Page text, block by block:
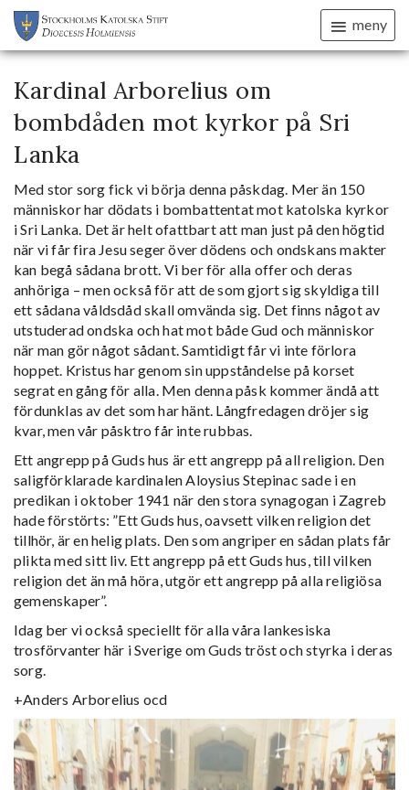
meny
Kardinal Arborelius om
bombdåden mot kyrkor på Sri
Lanka
Med stor sorg fick vi börja denna påskdag. Mer än 150
människor har dödats i bombattentat mot katolska kyrkor
i Sri Lanka. Det är helt ofattbart att man just på den högtid
när vi får fira Jesu seger över dödens och ondskans makter
kan begå sådana brott. Vi ber för alla offer och deras
anhöriga – men också för att de som gjort sig skyldiga till
ett sådana våldsdåd skall omvända sig. Det finns något av
utstuderad ondska och hat mot både Gud och människor
när man gör något sådant. Samtidigt får vi inte förlora
hoppet. Kristus har genom sin uppståndelse på korset
segrat en gång för alla. Men denna påsk kommer ändå att
fördunklas av det som har hänt. Långfredagen dröjer sig
kvar, men vår påsktro får inte rubbas.
Ett angrepp på Guds hus är ett angrepp på all religion. Den
saligförklarade kardinalen Aloysius Stepinac sade i en
predikan i oktober 1941 när den stora synagogan i Zagreb
hade förstörts: ”Ett Guds hus, oavsett vilken religion det
tillhör, är en helig plats. Den som angriper en sådan plats får
plikta med sitt liv. Ett angrepp på ett Guds hus, till vilken
religion det än må höra, utgör ett angrepp på alla religiösa
gemenskaper”.
Idag ber vi också speciellt för alla våra lankesiska
trosförvanter här i Sverige om Guds tröst och styrka i deras
sorg.
+Anders Arborelius ocd